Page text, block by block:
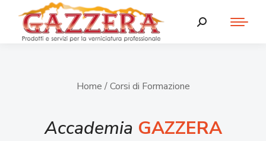
Home / Corsi di Formazione
Accademia GAZZERA